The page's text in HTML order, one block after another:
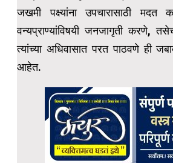
जखमी पक्ष्यांना उपचारासाठी मदत
वन्यप्राण्यांविषयी जनजागृती करणे, तसेच
त्यांच्या अधिवासात परत पाठवणे ही
आहेत.